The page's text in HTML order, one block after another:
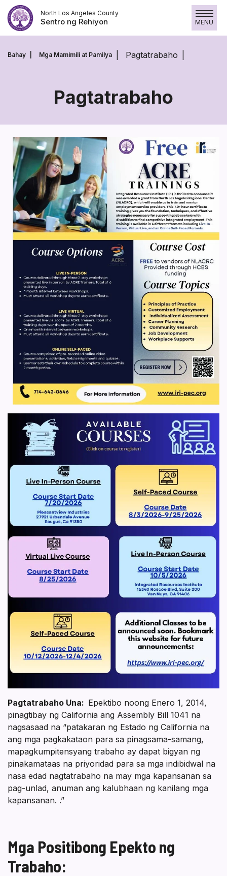
Laktawan
ang
nilalaman
North Los Angeles County
Sentro ng Rehiyon MENU
Bahay Mga Mamimili at Pamilya Pagtatrabaho
Pagtatrabaho
Pagtatrabaho
Pagtatrabaho Una: Epektibo noong Enero 1, 2014,
pinagtibay ng California ang Assembly Bill 1041 na
nagsasaad na “patakaran ng Estado ng California na
ang mga pagkakataon para sa pinagsama-samang,
mapagkumpitensyang trabaho ay dapat bigyan ng
pinakamataas na priyoridad para sa mga indibidwal na
nasa edad nagtatrabaho na may mga kapansanan sa
pag-unlad, anuman ang kalubhaan ng kanilang mga
kapansanan. .”
Mga Positibong Epekto ng
Trabaho: